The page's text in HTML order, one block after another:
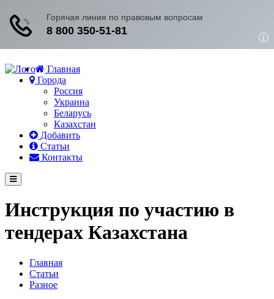
Главная
Города
Россия
Украина
Беларусь
Казахстан
Добавить
Статьи
Контакты
Меню
Инструкция по участию в
тендерах Казахстана
Главная
Статьи
Разное